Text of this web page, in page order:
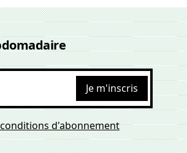
Je m'inscris
d'abonnement